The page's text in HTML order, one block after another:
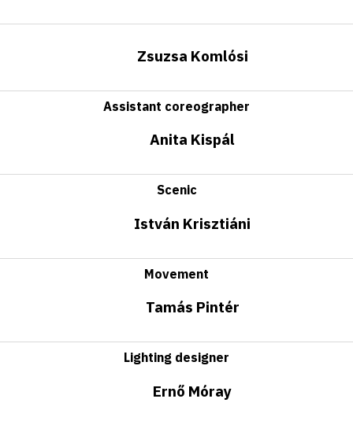
Zsuzsa Komlósi
Assistant coreographer
Anita Kispál
Scenic
István Krisztiáni
Movement
Tamás Pintér
Lighting designer
Ernő Móray